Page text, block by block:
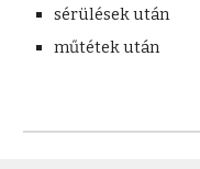
sérülések után
műtétek után